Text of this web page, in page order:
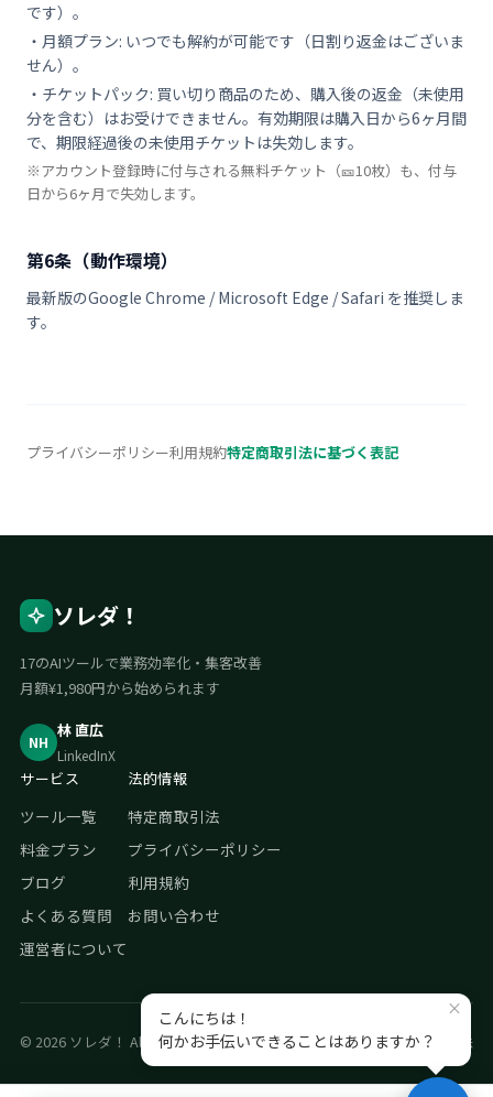
です）。
・月額プラン: いつでも解約が可能です（日割り返金はございま
せん）。
・チケットパック: 買い切り商品のため、購入後の返金（未使用
分を含む）はお受けできません。有効期限は購入日から6ヶ月間
で、期限経過後の未使用チケットは失効します。
※アカウント登録時に付与される無料チケット（🎫10枚）も、付与
日から6ヶ月で失効します。
第6条（動作環境）
最新版のGoogle Chrome / Microsoft Edge / Safari を推奨しま
す。
プライバシーポリシー利用規約特定商取引法に基づく表記
ソレダ！
17のAIツールで業務効率化・集客改善
月額¥1,980円から始められます
NH
林 直広
LinkedInX
サービス
ツール一覧
料金プラン
ブログ
よくある質問
運営者について
法的情報
特定商取引法
プライバシーポリシー
利用規約
お問い合わせ
© 2026 ソレダ！ All rights reserved. プライバシーポリシー特定商取引法